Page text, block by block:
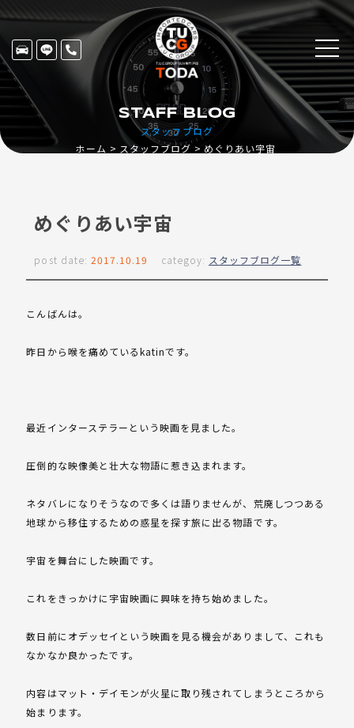
スタッフブログ
STAFF BLOG
ホーム スタッフブログ めぐりあい宇宙
めぐりあい宇宙
post date: 2017.10.19 categoy: スタッフブログ一覧
こんばんは。
昨日から喉を痛めているkatinです。
最近インターステラーという映画を見ました。
圧倒的な映像美と壮大な物語に惹き込まれます。
ネタバレになりそうなので多くは語りませんが、荒廃しつつある
地球から移住するための惑星を探す旅に出る物語です。
宇宙を舞台にした映画です。
これをきっかけに宇宙映画に興味を持ち始めました。
数日前にオデッセイという映画を見る機会がありまして、これも
なかなか良かったです。
内容はマット・デイモンが火星に取り残されてしまうところから
始まります。